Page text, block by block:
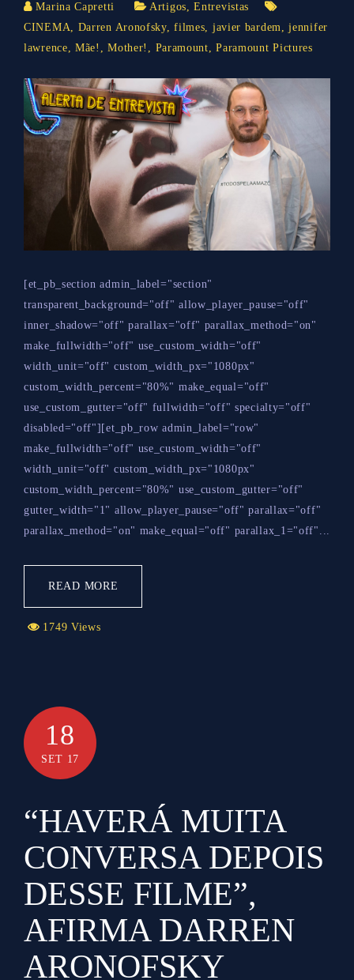
Marina Capretti Artigos,Entrevistas
CINEMA, Darren Aronofsky,filmes, javier bardem,jennifer
lawrence,Mãe! ,Mother! , Paramount,Paramount Pictures
[et_pb_section admin_label="section"
transparent_background="off" allow_player_pause="off"
inner_shadow="off" parallax="off" parallax_method="on"
make_fullwidth="off" use_custom_width="off"
width_unit="off" custom_width_px="1080px"
custom_width_percent="80%" make_equal="off"
use_custom_gutter="off" fullwidth="off" specialty="off"
disabled="off"][et_pb_row admin_label="row"
make_fullwidth="off" use_custom_width="off"
width_unit="off" custom_width_px="1080px"
custom_width_percent="80%" use_custom_gutter="off"
gutter_width="1" allow_player_pause="off" parallax="off"
parallax_method="on" make_equal="off" parallax_1="off"...
READ MORE
1749 Views
18
SET 17
“HAVERÁ MUITA
CONVERSA DEPOIS
DESSE FILME”,
AFIRMA DARREN
ARONOFSKY